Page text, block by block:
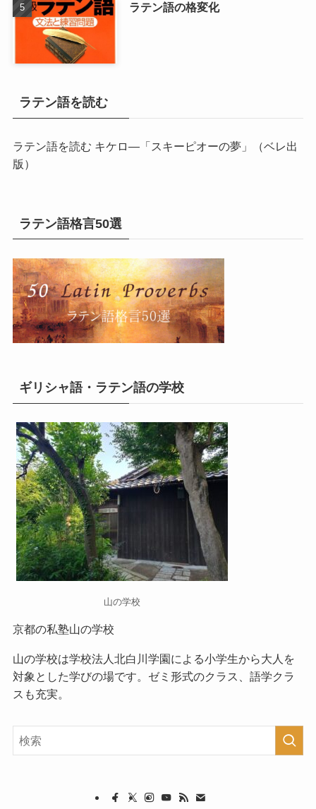
ラテン語の格変化
ラテン語を読む
ラテン語を読む キケロ―「スキーピオーの夢」
（ベレ出
版）
ラテン語格言50選
ギリシャ語・ラテン語の学校
山の学校
京都の私塾山の学校
山の学校は学校法人北白川学園による小学生から大人を
対象とした学びの場です。ゼミ形式のクラス、語学クラ
スも充実。